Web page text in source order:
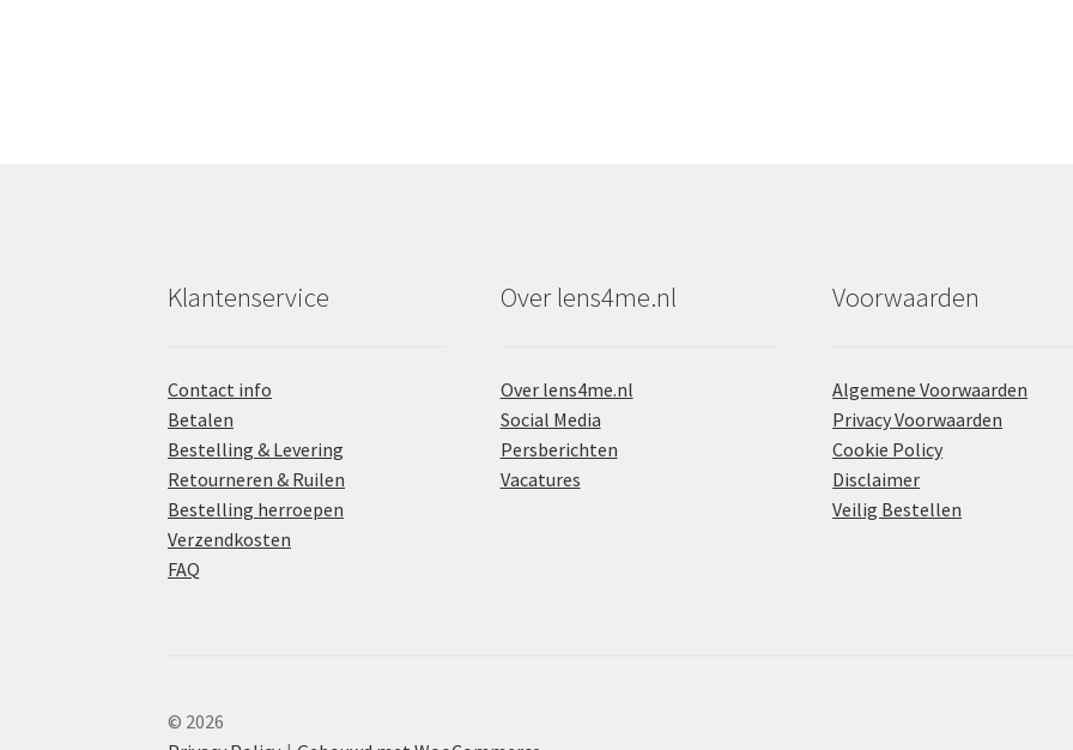
Klantenservice
Contact info
Betalen
Bestelling & Levering
Retourneren & Ruilen
Bestelling herroepen
Verzendkosten
FAQ
Over lens4me.nl
Over lens4me.nl
Social Media
Persberichten
Vacatures
Voorwaarden
Algemene Voorwaarden
Privacy Voorwaarden
Cookie Policy
Disclaimer
Veilig Bestellen
© 2026